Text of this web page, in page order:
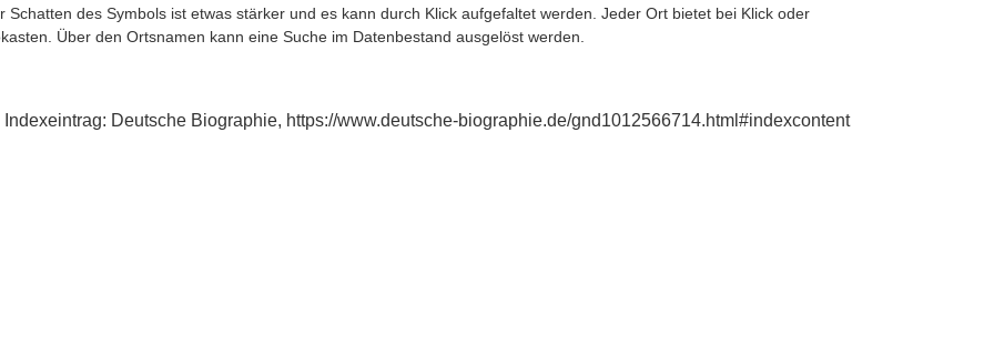
Schatten des Symbols ist etwas stärker und es kann durch Klick aufgefaltet werden. Jeder Ort bietet bei Klick oder
Über den Ortsnamen kann eine Suche im Datenbestand ausgelöst werden.
Deutsche Biographie, https://www.deutsche-biographie.de/gnd1012566714.html#indexcontent